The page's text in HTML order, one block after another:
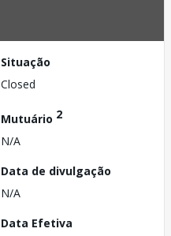
Situação
Closed
Mutuário 2
N/A
Data de divulgação
N/A
Data Efetiva